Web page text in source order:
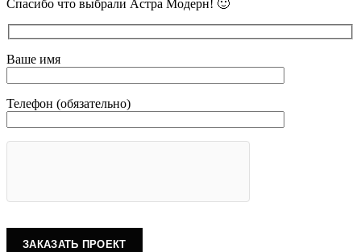
Спасибо что выбрали Астра Модерн! 🙂
Ваше имя
Телефон (обязательно)